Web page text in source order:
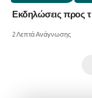
Εκδηλώσεις προς
2 Λεπτά Ανάγνωσης